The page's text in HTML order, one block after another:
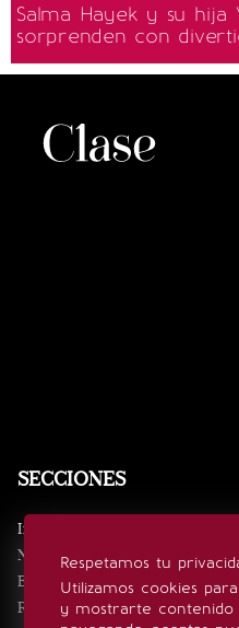
Salma Hayek y su hija
sorprenden con
Respetamos tu
Utilizamos cookies
y mostrarte
SECCIONES
Inicio
Noticias
Eventos
Realeza